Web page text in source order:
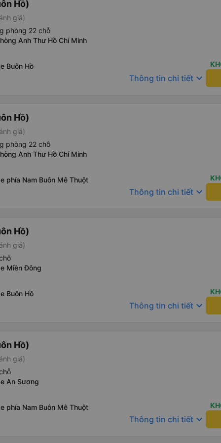
Hồ)
giá)
phòng 22 chỗ
Anh Thư Hồ Chí Minh
Buôn Hồ
Thông tin chi tiết keyboard_arrow_down
Hồ)
giá)
phòng 22 chỗ
Anh Thư Hồ Chí Minh
phía Nam Buôn Mê Thuột
Thông tin chi tiết keyboard_arrow_down
Hồ)
giá)
Miền Đông
Buôn Hồ
Thông tin chi tiết keyboard_arrow_down
Hồ)
giá)
An Sương
phía Nam Buôn Mê Thuột
Thông tin chi tiết keyboard_arrow_down